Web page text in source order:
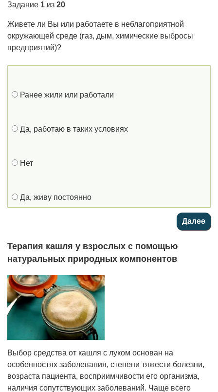
Задание 1 из 20
Живете ли Вы или работаете в неблагоприятной
окружающей среде (газ, дым, химические выбросы
предприятий)?
Ранее жили или работали
Да, работаю в таких условиях
Нет
Да, живу постоянно
Терапия кашля у взрослых с помощью
натуральных природных компонентов
Выбор средства от кашля с луком основан на
особенностях заболевания, степени тяжести болезни,
возраста пациента, восприимчивости его организма,
наличия сопутствующих заболеваний. Чаще всего